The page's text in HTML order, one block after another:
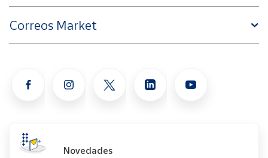
Correos Market
Novedades